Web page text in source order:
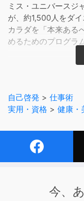
ミス・ユニバースジ
が、約1,500人をダイ
カラダを「本来ある
めるためのプログラ
「頭が重くてぼんや
「がんばってダイエ
る」
共通するのはカラダ
カラダが本来の力を
自己啓発 > 仕事術
実用・資格 > 健康・
今、